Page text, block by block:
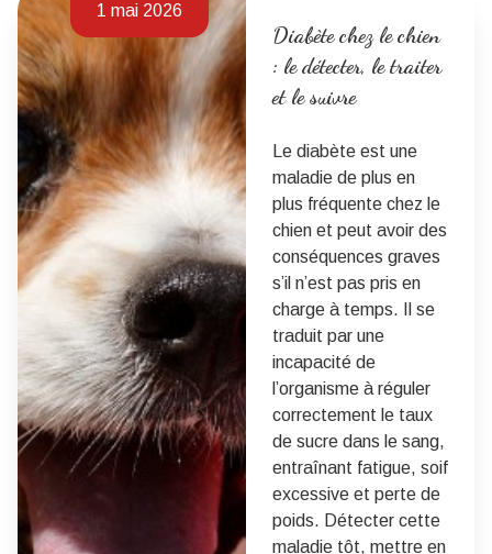
1 mai 2026
Diabète chez le chien
: le détecter, le traiter
et le suivre
Le diabète est une
maladie de plus en
plus fréquente chez le
chien et peut avoir des
conséquences graves
s’il n’est pas pris en
charge à temps. Il se
traduit par une
incapacité de
l’organisme à réguler
correctement le taux
de sucre dans le sang,
entraînant fatigue, soif
excessive et perte de
poids. Détecter cette
maladie tôt, mettre en